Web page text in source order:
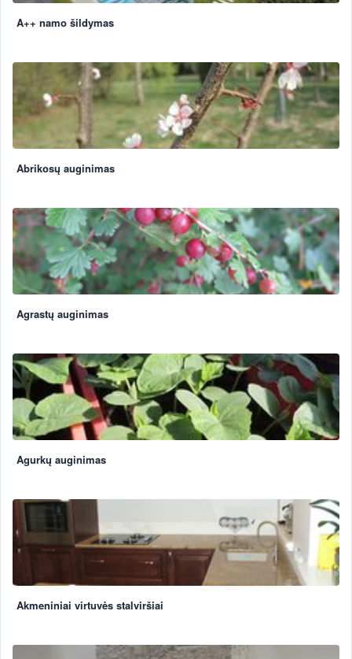
A++ namo šildymas
Abrikosų auginimas
Agrastų auginimas
Agurkų auginimas
Akmeniniai virtuvės stalviršiai